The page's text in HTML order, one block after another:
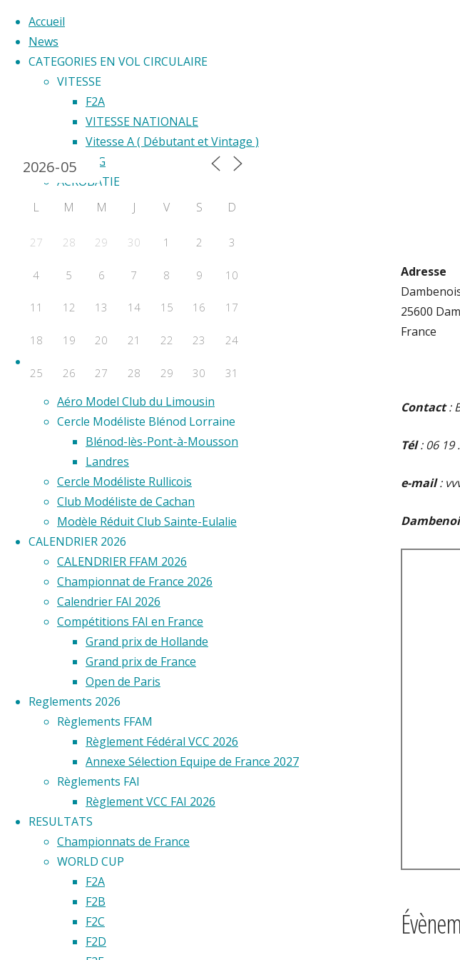
Accueil
News
CATEGORIES EN VOL CIRCULAIRE
VITESSE
F2A
VITESSE NATIONALE
Vitesse A ( Débutant et Vintage )
F2G
ACROBATIE
F2B
COURSE
F2F – Good Year
COMBAT
F2E
Aero Club de Saint-Étienne
Aéro Model Club du Limousin
Cercle Modéliste Blénod Lorraine
Blénod-lès-Pont-à-Mousson
Landres
Cercle Modéliste Rullicois
Club Modéliste de Cachan
Modèle Réduit Club Sainte-Eulalie
CALENDRIER 2026
CALENDRIER FFAM 2026
Championnat de France 2026
Calendrier FAI 2026
Compétitions FAI en France
Grand prix de Hollande
Grand prix de France
Open de Paris
Reglements 2026
Règlements FFAM
Règlement Fédéral VCC 2026
Annexe Sélection Equipe de France 2027
Règlements FAI
Règlement VCC FAI 2026
RESULTATS
Championnats de France
WORLD CUP
F2A
F2B
F2C
F2D
Adresse
25600
France
Contact:
Tél: 06 19
e-mail:
Calendrier 2024
L M M J V S D
27 28 29 30 1 2 3
4 5 6 7 8 9 10
11 12 13 14 15 16 17
18 19 20 21 22 23 24
25 26 27 28 29 30 31
Évènements a venir
Aucun évènement
©2020 Vol circulaire commandé